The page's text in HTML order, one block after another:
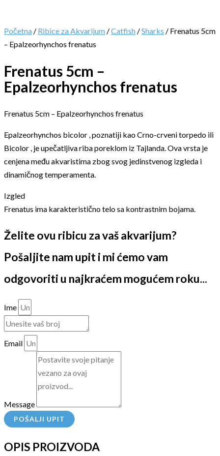
Početna / Ribice za Akvarijum /Catfish /Sharks / Frenatus 5cm
– Epalzeorhynchos frenatus
Frenatus 5cm –
Epalzeorhynchos frenatus
Frenatus 5cm – Epalzeorhynchos frenatus
Epalzeorhynchos bicolor , poznatiji kao Crno-crveni torpedo ili
Bicolor , je upečatljiva riba poreklom iz Tajlanda. Ova vrsta je
cenjena među akvaristima zbog svog jedinstvenog izgleda i
dinamičnog temperamenta.
Izgled
Frenatus ima karakteristično telo sa kontrastnim bojama.
Želite ovu ribicu za vaš akvarijum?
Pošaljite nam upit i mi ćemo vam
odgovoriti u najkraćem mogućem roku...
Ime
Email
Message
POŠALJI UPIT
OPIS PROIZVODA